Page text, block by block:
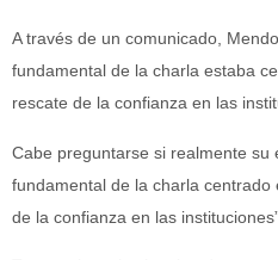
A través de un comunicado,
fundamental de la charla estaba
rescate de la confianza en las
Cabe preguntarse si realmente su
fundamental de la charla
de la confianza en las